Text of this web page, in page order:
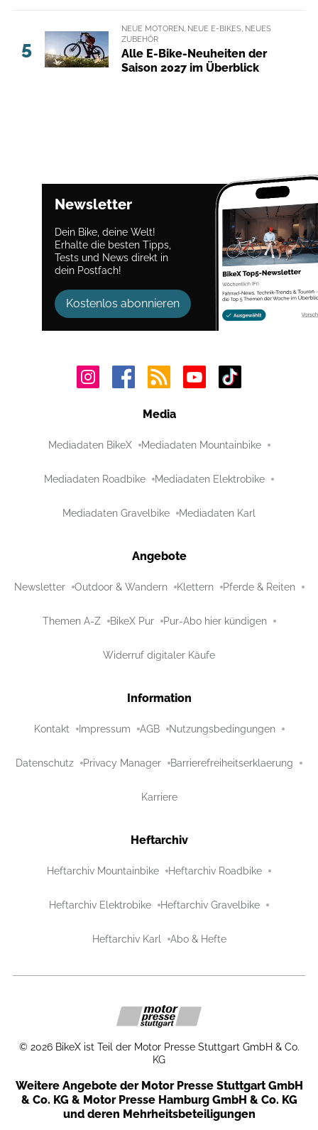
5
NEUE MOTOREN, NEUE E-BIKES, NEUES
ZUBEHÖR
Alle E-Bike-Neuheiten der
Saison 2027 im Überblick
Newsletter
Dein Bike, deine Welt!
Erhalte die besten Tipps,
Tests und News direkt in
dein Postfach!
Kostenlos abonnieren
Media
Mediadaten BikeX Mediadaten Mountainbike
Mediadaten Roadbike Mediadaten Elektrobike
Mediadaten Gravelbike Mediadaten Karl
Angebote
Newsletter Outdoor & Wandern Klettern Pferde & Reiten
Themen A-Z BikeX Pur Pur-Abo hier kündigen
Widerruf digitaler Käufe
Information
Kontakt Impressum AGB Nutzungsbedingungen
Datenschutz Privacy Manager Barrierefreiheitserklaerung
Karriere
Heftarchiv
Heftarchiv Mountainbike Heftarchiv Roadbike
Heftarchiv Elektrobike Heftarchiv Gravelbike
Heftarchiv Karl Abo & Hefte
© 2026 BikeX ist Teil der Motor Presse Stuttgart GmbH & Co.
KG
Weitere Angebote der Motor Presse Stuttgart GmbH
& Co. KG & Motor Presse Hamburg GmbH & Co. KG
und deren Mehrheitsbeteiligungen